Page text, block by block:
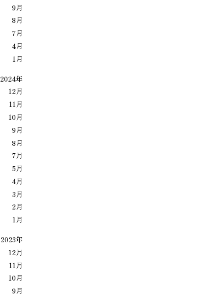
9月
8月
7月
4月
1月
2024年
12月
11月
10月
9月
8月
7月
5月
4月
3月
2月
1月
2023年
12月
11月
10月
9月